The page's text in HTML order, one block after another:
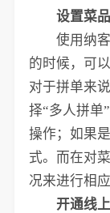
设置菜品
使用纳客
的时候，可
对于拼单来
择“多人拼单
操作；如果
式。而在对
况来进行相应
开通线上